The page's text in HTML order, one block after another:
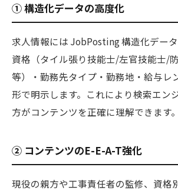
① 構造化データの高度化
求人情報には JobPosting 構造化デー
資格（タイル張り技能士/左官技能士/
等）・勤務先タイプ・勤務地・給与レ
形で明示します。これにより検索エン
方がコンテンツを正確に理解できます。
② コンテンツのE-E-A-T強化
現役の親方や工事責任者の監修、資格